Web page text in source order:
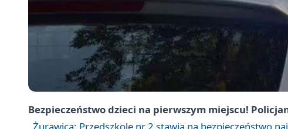
Bezpieczeństwo dzieci na pierwszym miejscu!
Żurawica: Przedszkole nr 2 stawia na bezpieczeństwo